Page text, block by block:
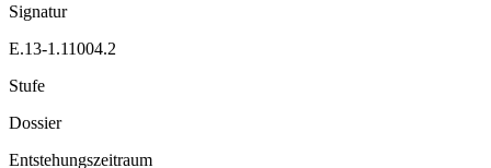
Signatur
E.13-1.11004.2
Stufe
Dossier
Entstehungszeitraum